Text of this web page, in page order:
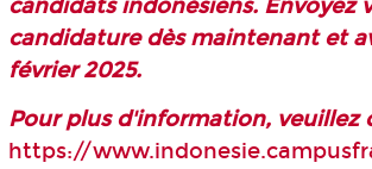
candidats indonésiens. Envoyez
candidature dès maintenant et
février 2025.
Pour plus d'information, veuillez
https://